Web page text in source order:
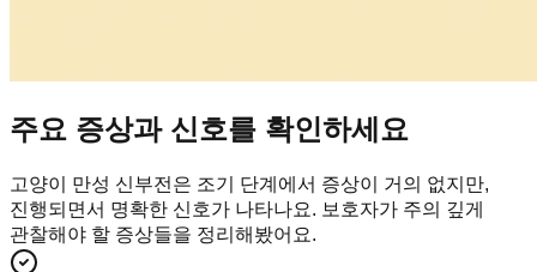
주요 증상과 신호를 확인하세요
고양이 만성 신부전은 조기 단계에서 증상이 거의 없지만,
진행되면서 명확한 신호가 나타나요. 보호자가 주의 깊게
관찰해야 할 증상들을 정리해봤어요.